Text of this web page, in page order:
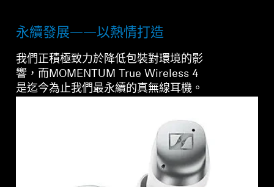
永續發展——以熱情打造
我們正積極致力於降低包裝對環境的影
響，而MOMENTUM True Wireless 4
是迄今為止我們最永續的真無線耳機。